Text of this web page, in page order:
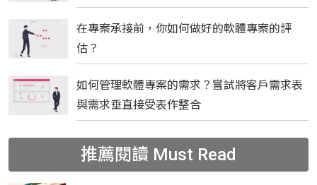
在專案承接前，你如何做好的軟體專案的評
估？
如何管理軟體專案的需求？嘗試將客戶需求表
與需求垂直接受表作整合
推薦閱讀 Must Read